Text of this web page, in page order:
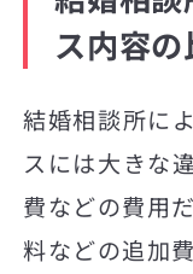
ス内容
結婚相談所に
スには大きな
費などの費用
料などの追加